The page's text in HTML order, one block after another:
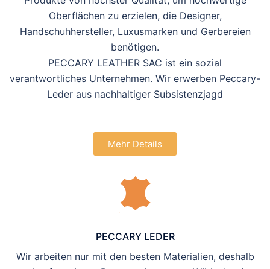
Oberflächen zu erzielen, die Designer,
Handschuhhersteller, Luxusmarken und Gerbereien
benötigen.
PECCARY LEATHER SAC ist ein sozial
verantwortliches Unternehmen. Wir erwerben Peccary-
Leder aus nachhaltiger Subsistenzjagd
Mehr Details
PECCARY LEDER
Wir arbeiten nur mit den besten Materialien, deshalb